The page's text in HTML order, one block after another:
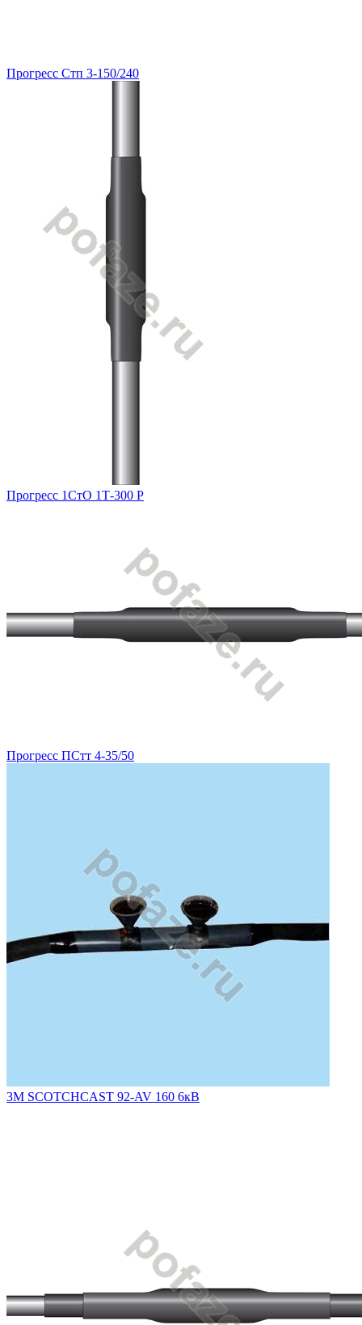
Прогресс Стп 3-150/240
Прогресс 1СтО 1Т-300 Р
Прогресс ПСтт 4-35/50
3M SCOTCHCAST 92-AV 160 6кВ